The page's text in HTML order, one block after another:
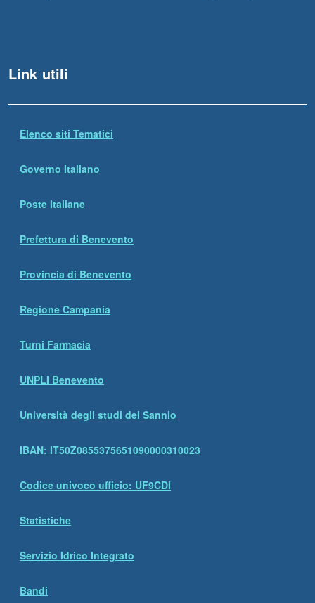
Link utili
Elenco siti Tematici
Governo Italiano
Poste Italiane
Prefettura di Benevento
Provincia di Benevento
Regione Campania
Turni Farmacia
UNPLI Benevento
Università degli studi del Sannio
IBAN: IT50Z0855375651090000310023
Codice univoco ufficio: UF9CDI
Statistiche
Servizio Idrico Integrato
Bandi